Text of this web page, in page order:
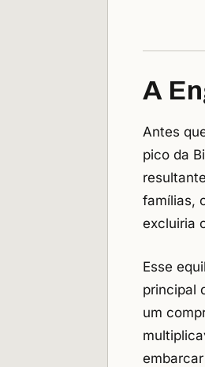
A
Antes
pico da
famílias,
excluiria
Esse
principal
um